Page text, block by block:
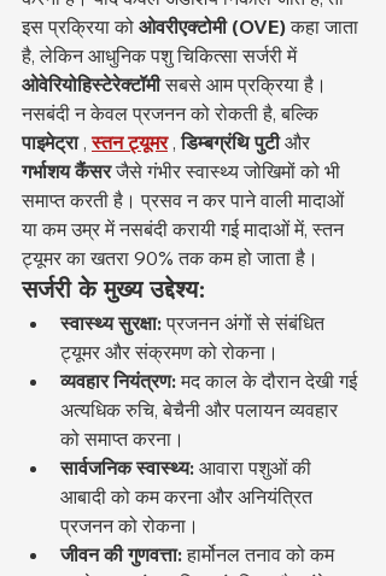
इस प्रक्रिया को ओवरीएक्टोमी (OVE) कहा जाता
है, लेकिन आधुनिक पशु चिकित्सा सर्जरी में
ओवेरियोहिस्टेरेक्टॉमी सबसे आम प्रक्रिया है।
नसबंदी न केवल प्रजनन को रोकती है, बल्कि
पाइमेट्रा , स्तन ट्यूमर , डिम्बग्रंथि पुटी और
गर्भाशय कैंसर जैसे गंभीर स्वास्थ्य जोखिमों को भी
समाप्त करती है। प्रसव न कर पाने वाली मादाओं
या कम उम्र में नसबंदी करायी गई मादाओं में, स्तन
ट्यूमर का खतरा 90% तक कम हो जाता है।
सर्जरी के मुख्य उद्देश्य:
स्वास्थ्य सुरक्षा: प्रजनन अंगों से संबंधित
ट्यूमर और संक्रमण को रोकना।
व्यवहार नियंत्रण: मद काल के दौरान देखी गई
अत्यधिक रुचि, बेचैनी और पलायन व्यवहार
को समाप्त करना।
सार्वजनिक स्वास्थ्य: आवारा पशुओं की
आबादी को कम करना और अनियंत्रित
प्रजनन को रोकना।
जीवन की गुणवत्ता: हार्मोनल तनाव को कम